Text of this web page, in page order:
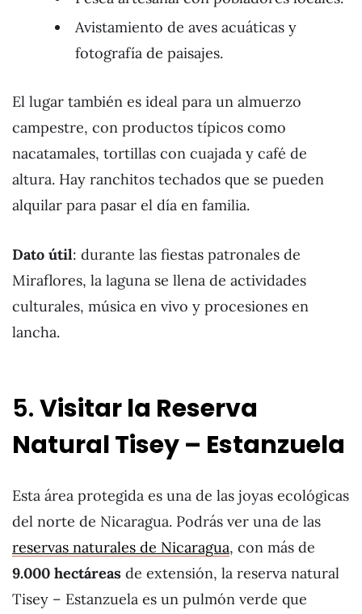
Avistamiento de aves acuáticas y
fotografía de paisajes.
El lugar también es ideal para un almuerzo
campestre, con productos típicos como
nacatamales, tortillas con cuajada y café de
altura. Hay ranchitos techados que se pueden
alquilar para pasar el día en familia.
Dato útil: durante las fiestas patronales de
Miraflores, la laguna se llena de actividades
culturales, música en vivo y procesiones en
lancha.
5.Visitar la Reserva
Natural Tisey – Estanzuela
Esta área protegida es una de las joyas ecológicas
del norte de Nicaragua. Podrás ver una de las
reservas naturales de Nicaragua, con más de
9.000 hectáreas de extensión, la reserva natural
Tisey – Estanzuela es un pulmón verde que